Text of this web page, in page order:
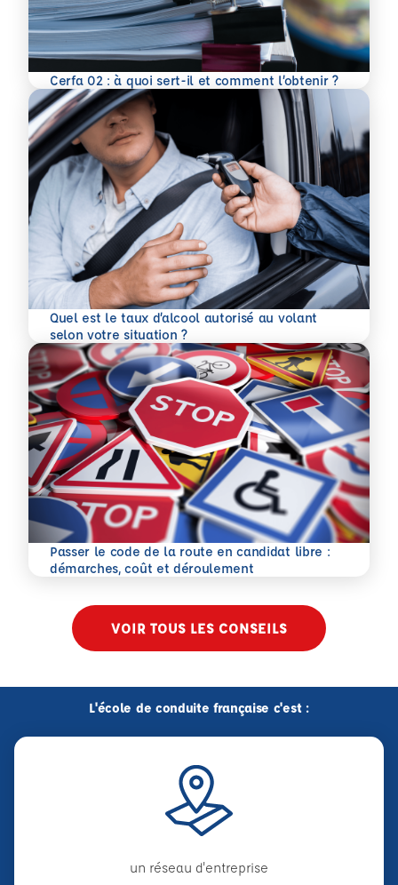
Cerfa 02 : à quoi sert-il et comment l’obtenir ?
En savoir plus
Quel est le taux d’alcool autorisé au volant
selon votre situation ?
En savoir plus
Passer le code de la route en candidat libre :
démarches, coût et déroulement
En savoir plus
VOIR TOUS LES CONSEILS
L'école de conduite française c'est :
un réseau d'entreprise